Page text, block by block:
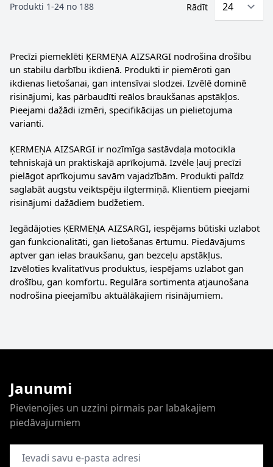
Produkti 1-24 no 188 Rādīt
Precīzi piemeklēti ĶERMEŅA AIZSARGI nodrošina drošību
un stabilu darbību ikdienā. Produkti ir piemēroti gan
ikdienas lietošanai, gan intensīvai slodzei. Izvēlē dominē
risinājumi, kas pārbaudīti reālos braukšanas apstākļos.
Pieejami dažādi izmēri, specifikācijas un pielietojuma
varianti.
ĶERMEŅA AIZSARGI ir nozīmīga sastāvdaļa motocikla
tehniskajā un praktiskajā aprīkojumā. Izvēle ļauj precīzi
pielāgot aprīkojumu savām vajadzībām. Produkti palīdz
saglabāt augstu veiktspēju ilgtermiņā. Klientiem pieejami
risinājumi dažādiem budžetiem.
Iegādājoties ĶERMEŅA AIZSARGI, iespējams būtiski uzlabot
gan funkcionalitāti, gan lietošanas ērtumu. Piedāvājums
aptver gan ielas braukšanu, gan bezceļu apstākļus.
Izvēloties kvalitatīvus produktus, iespējams uzlabot gan
drošību, gan komfortu. Regulāra sortimenta atjaunošana
nodrošina pieejamību aktuālākajiem risinājumiem.
Jaunumi
Pievienojies un uzzini pirmais par labākajiem
piedāvajumiem
E-pasta adrese